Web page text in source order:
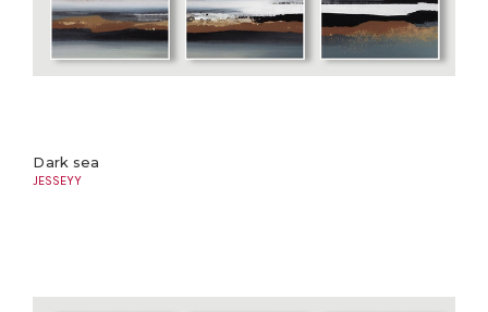
Dark sea
JESSEYY